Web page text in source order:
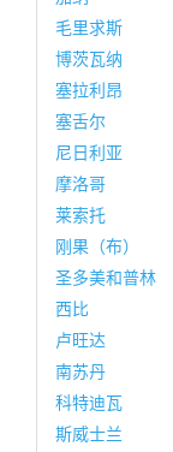
毛里求斯
博茨瓦纳
塞拉利昂
塞舌尔
尼日利亚
摩洛哥
莱索托
刚果（布）
圣多美和普林
西比
卢旺达
南苏丹
科特迪瓦
斯威士兰